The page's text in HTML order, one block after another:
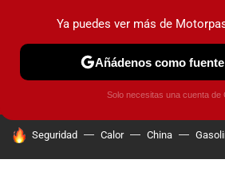
PRUEBAS COCHES ELÉCTRICOS
HOY SE HABLA DE
Seguridad Calor China
Ya puedes ver más de
Añádenos como
Solo necesitas una cuenta de